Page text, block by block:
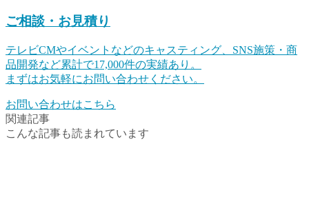
ご相談・お見積り
テレビCMやイベントなどのキャスティング、SNS施策・商
品開発など累計で17,000件の実績あり。
まずはお気軽にお問い合わせください。
お問い合わせはこちら
関連記事
こんな記事も読まれています